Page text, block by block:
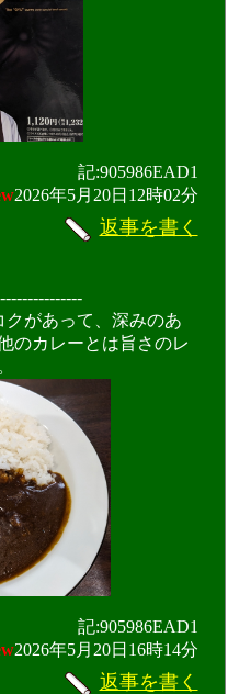
記:905986EAD1
2026年5月20日12時02分
返事を書く
クがあって、深みのあ
のカレーとは旨さのレ
記:905986EAD1
2026年5月20日16時14分
返事を書く